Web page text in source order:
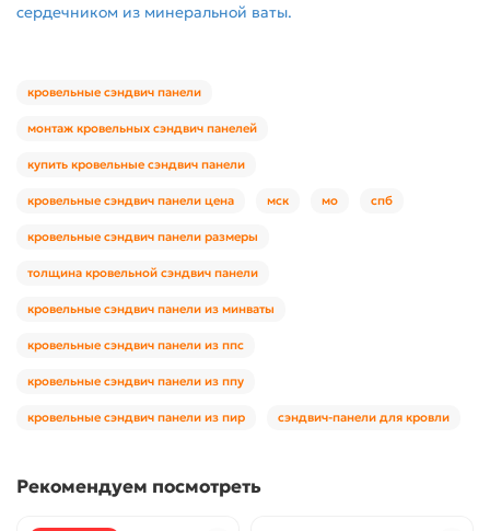
сердечником из минеральной ваты.
кровельные сэндвич панели
монтаж кровельных сэндвич панелей
купить кровельные сэндвич панели
кровельные сэндвич панели цена мск мо спб
кровельные сэндвич панели размеры
толщина кровельной сэндвич панели
кровельные сэндвич панели из минваты
кровельные сэндвич панели из ппс
кровельные сэндвич панели из ппу
кровельные сэндвич панели из пир сэндвич-панели для кровли
Рекомендуем посмотреть